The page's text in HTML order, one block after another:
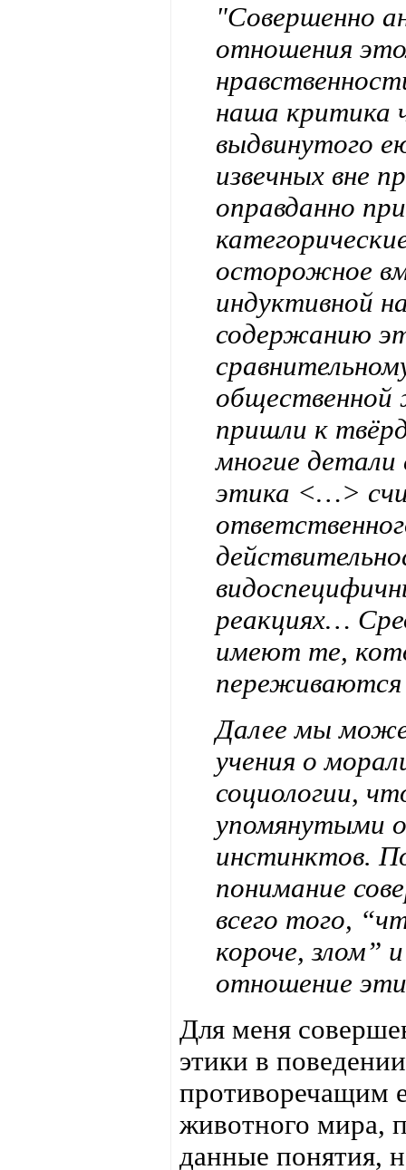
"Совершенно
отношения
наша критика
выдвинутого
извечных вне
оправданно
осторожное
индуктивной
содержанию
пришли к
многие детали
этика <…>
реакциях…
имеют те,
Далее мы
учения о
социологии,
упомянутыми
инстинктов.
понимание
всего того,
короче, злом”
отношение
Для меня
этики в
противоречащим
животного мира,
данные понятия,